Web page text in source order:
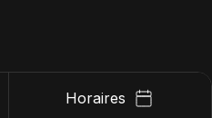
Horaires